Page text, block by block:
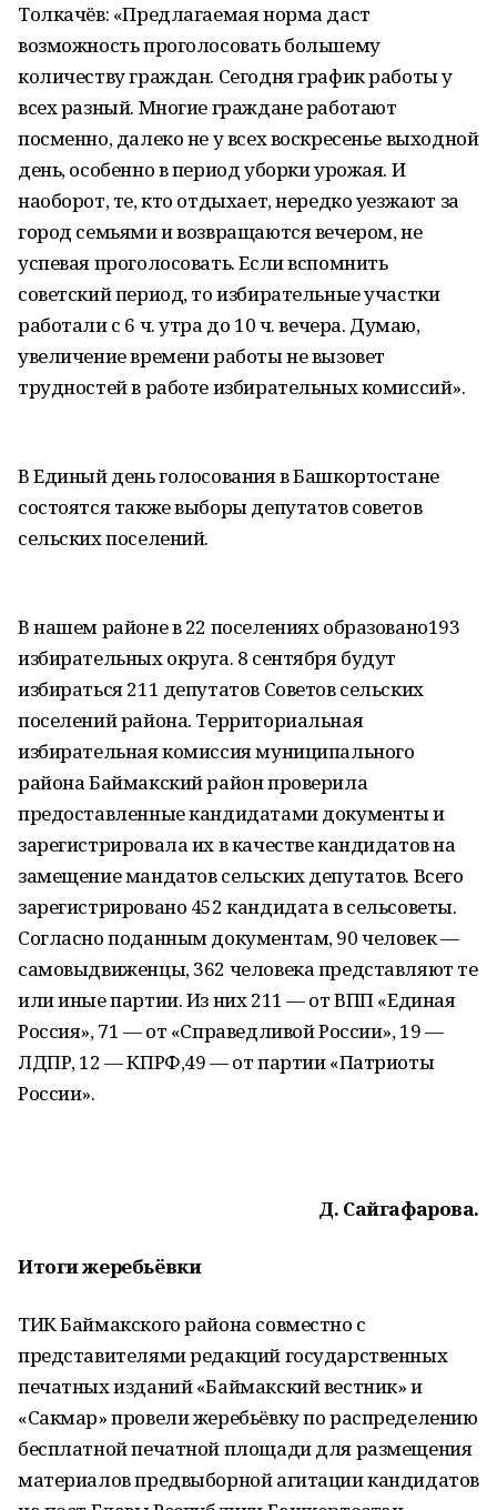
Толкачёв: «Предлагаемая норма даст
возможность проголосовать большему
количеству граждан. Сегодня график работы у
всех разный. Многие граждане работают
посменно, далеко не у всех воскресенье выходной
день, особенно в период уборки урожая. И
наоборот, те, кто отдыхает, нередко уезжают за
город семьями и возвращаются вечером, не
успевая проголосовать. Если вспомнить
советский период, то избирательные участки
работали с 6 ч. утра до 10 ч. вечера. Думаю,
увеличение времени работы не вызовет
трудностей в работе избирательных комиссий».
В Единый день голосования в Башкортостане
состоятся также выборы депутатов советов
сельских поселений.
В нашем районе в 22 поселениях образовано193
избирательных округа. 8 сентября будут
избираться 211 депутатов Советов сельских
поселений района. Территориальная
избирательная комиссия муниципального
района Баймакский район проверила
предоставленные кандидатами документы и
зарегистрировала их в качестве кандидатов на
замещение мандатов сельских депутатов. Всего
зарегистрировано 452 кандидата в сельсоветы.
Согласно поданным документам, 90 человек —
самовыдвиженцы, 362 человека представляют те
или иные партии. Из них 211 — от ВПП «Единая
Россия», 71 — от «Справедливой России», 19 —
ЛДПР, 12 — КПРФ,49 — от партии «Патриоты
России».
Д. Сайгафарова.
Итоги жеребьёвки
ТИК Баймакского района совместно с
представителями редакций государственных
печатных изданий «Баймакский вестник» и
«Сакмар» провели жеребьёвку по распределению
бесплатной печатной площади для размещения
материалов предвыборной агитации кандидатов